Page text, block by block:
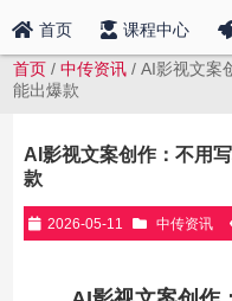
首页 课程中心
首页 /中传资讯 / AI影视文案
能出爆款
AI影视文案创作：不用
款
2026-05-11 中传资讯